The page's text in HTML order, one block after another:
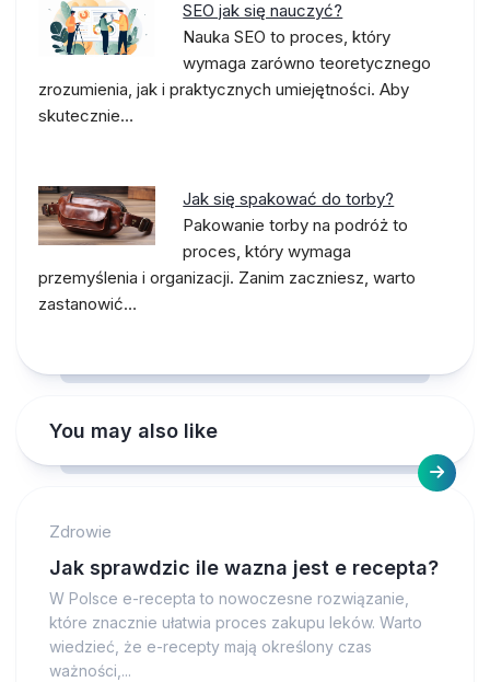
SEO jak się nauczyć?
Nauka SEO to proces, który
wymaga zarówno teoretycznego
zrozumienia, jak i praktycznych umiejętności. Aby
skutecznie…
Jak się spakować do torby?
Pakowanie torby na podróż to
proces, który wymaga
przemyślenia i organizacji. Zanim zaczniesz, warto
zastanowić…
You may also like
Zdrowie
Jak sprawdzic ile wazna jest e recepta?
W Polsce e-recepta to nowoczesne rozwiązanie,
które znacznie ułatwia proces zakupu leków. Warto
wiedzieć, że e-recepty mają określony czas
ważności,...